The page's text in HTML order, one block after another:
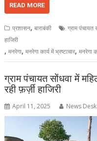
READ MORE
प्रशासन,बाराबंकी
ग्राम पंचायत
हाजिरी
,मनरेगा,मनरेगा कार्य में भ्रष्टाचार,मनरेगा
ग्राम पंचायत सोंधवा में
रही फ़र्ज़ी हाजिरी
April 11, 2025 News Desk